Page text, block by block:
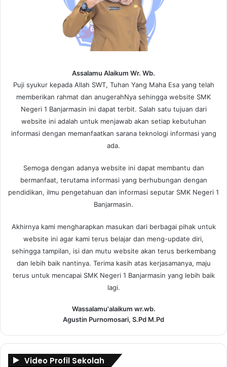
Assalamu Alaikum Wr. Wb.
Puji syukur kepada Allah SWT, Tuhan Yang Maha Esa yang telah
memberikan rahmat dan anugerahNya sehingga website SMK
Negeri 1 Banjarmasin ini dapat terbit. Salah satu tujuan dari
website ini adalah untuk menjawab akan setiap kebutuhan
informasi dengan memanfaatkan sarana teknologi informasi yang
ada.
Semoga dengan adanya website ini dapat membantu dan
bermanfaat, terutama informasi yang berhubungan dengan
pendidikan, ilmu pengetahuan dan informasi seputar SMK Negeri 1
Banjarmasin.
Akhirnya kami mengharapkan masukan dari berbagai pihak untuk
website ini agar kami terus belajar dan meng-update diri,
sehingga tampilan, isi dan mutu website akan terus berkembang
dan lebih baik nantinya. Terima kasih atas kerjasamanya, maju
terus untuk mencapai SMK Negeri 1 Banjarmasin yang lebih baik
lagi.
Wassalamu'alaikum wr.wb.
Agustin Purnomosari, S.Pd M.Pd
Video Profil Sekolah